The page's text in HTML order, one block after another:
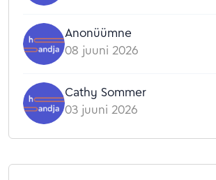
Anonüümne
08 juuni 2026
Cathy Sommer
03 juuni 2026